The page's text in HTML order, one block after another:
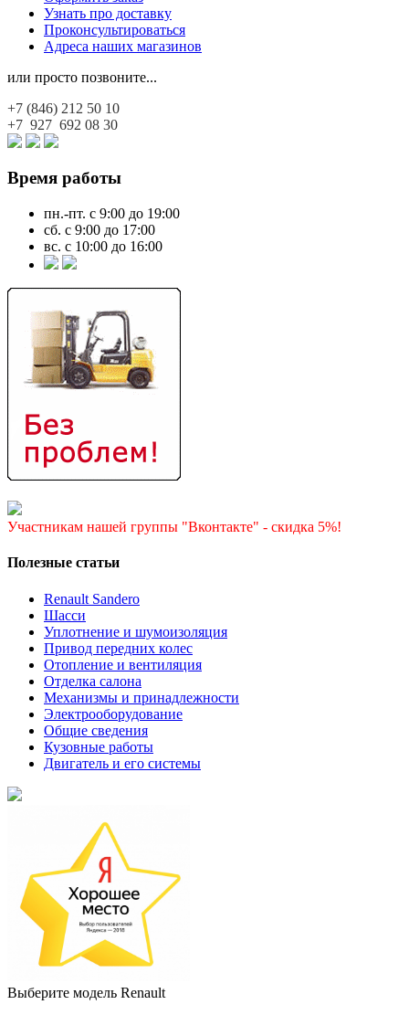
Узнать про доставку
Проконсультироваться
Адреса наших магазинов
или просто позвоните...
+7 (846) 212 50 10
+7 927 692 08 30
Время работы
пн.-пт. с 9:00 до 19:00
сб. с 9:00 до 17:00
вс. с 10:00 до 16:00
Участникам нашей группы "Вконтакте" - скидка 5%!
Полезные статьи
Renault Sandero
Шасси
Уплотнение и шумоизоляция
Привод передних колес
Отопление и вентиляция
Отделка салона
Механизмы и принадлежности
Электрооборудование
Общие сведения
Кузовные работы
Двигатель и его системы
Выберите модель Renault